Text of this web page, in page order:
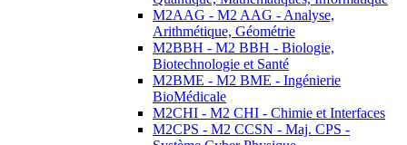
M2AAG - M2 AAG - Analyse,
Arithmétique, Géométrie
M2BBH - M2 BBH - Biologie,
Biotechnologie et Santé
M2BME - M2 BME - Ingénierie
BioMédicale
M2CHI - M2 CHI - Chimie et Interfaces
M2CPS - M2 CCSN - Maj. CPS -